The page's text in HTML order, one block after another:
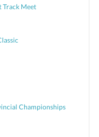
Track Meet
Championships